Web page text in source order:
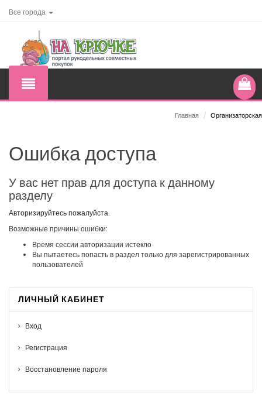
Все города
Главная / Организаторская
Ошибка доступа
У вас нет прав для доступа к данному
разделу
Авторизируйтесь пожалуйста.
Возможные причины ошибки:
Время сессии авторизации истекло
Вы пытаетесь попасть в раздел только для зарегистрированных
пользователей
ЛИЧНЫЙ КАБИНЕТ
Вход
Регистрация
Восстановление пароля